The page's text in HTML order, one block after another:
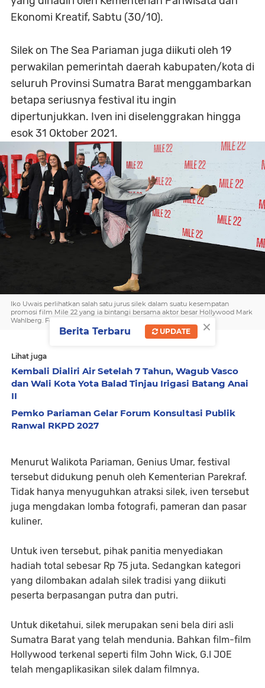
Ekonomi Kreatif, Sabtu (30/10).
Silek on The Sea Pariaman juga diikuti oleh 19
perwakilan pemerintah daerah kabupaten/kota di
seluruh Provinsi Sumatra Barat menggambarkan
betapa seriusnya festival itu ingin
dipertunjukkan. Iven ini diselenggrakan hingga
esok 31 Oktober 2021.
Iko Uwais perlihatkan salah satu jurus silek dalam suatu kesempatan
promosi film Mile 22 yang ia bintangi bersama aktor besar Hollywood Mark
Wahlberg. Foto: istimewa
Lihat juga
Kembali Dialiri Air Setelah 7 Tahun, Wagub Vasco
dan Wali Kota Yota Balad Tinjau Irigasi Batang Anai
II
Pemko Pariaman Gelar Forum Konsultasi Publik
Ranwal RKPD 2027
Menurut Walikota Pariaman, Genius Umar, festival
tersebut didukung penuh oleh Kementerian Parekraf.
Tidak hanya menyuguhkan atraksi silek, iven tersebut
juga mengdakan lomba fotografi, pameran dan pasar
kuliner.
Untuk iven tersebut, pihak panitia menyediakan
hadiah total sebesar Rp 75 juta. Sedangkan kategori
yang dilombakan adalah silek tradisi yang diikuti
peserta berpasangan putra dan putri.
Untuk diketahui, silek merupakan seni bela diri asli
Sumatra Barat yang telah mendunia. Bahkan film-film
Hollywood terkenal seperti film John Wick, G.I JOE
telah mengaplikasikan silek dalam filmnya.
×
Berita Terbaru UPDATE